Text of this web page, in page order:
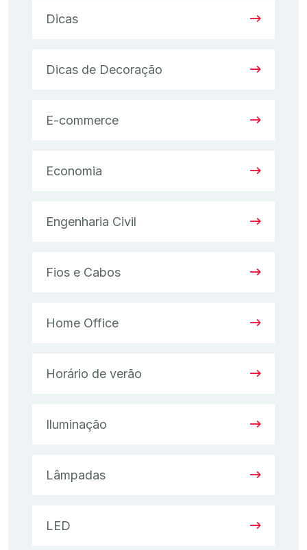
Dicas
Dicas de Decoração
E-commerce
Economia
Engenharia Civil
Fios e Cabos
Home Office
Horário de verão
Iluminação
Lâmpadas
LED